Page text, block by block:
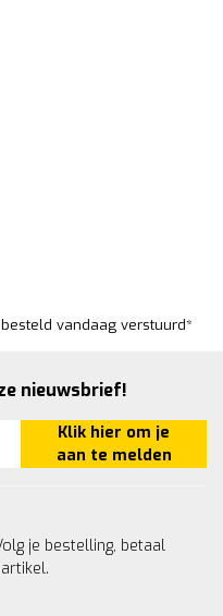
vandaag verstuurd*
nieuwsbrief!
Klik hier om je
aan te melden
je bestelling, betaal